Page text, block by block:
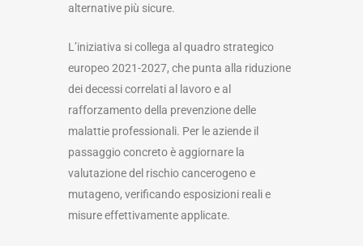
alternative più sicure.
L’iniziativa si collega al quadro strategico
europeo 2021-2027, che punta alla riduzione
dei decessi correlati al lavoro e al
rafforzamento della prevenzione delle
malattie professionali. Per le aziende il
passaggio concreto è aggiornare la
valutazione del rischio cancerogeno e
mutageno, verificando esposizioni reali e
misure effettivamente applicate.